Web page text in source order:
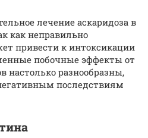
лечение аскаридоза в
как неправильно
привести к интоксикации
побочные эффекты от
настолько разнообразны,
последствиям